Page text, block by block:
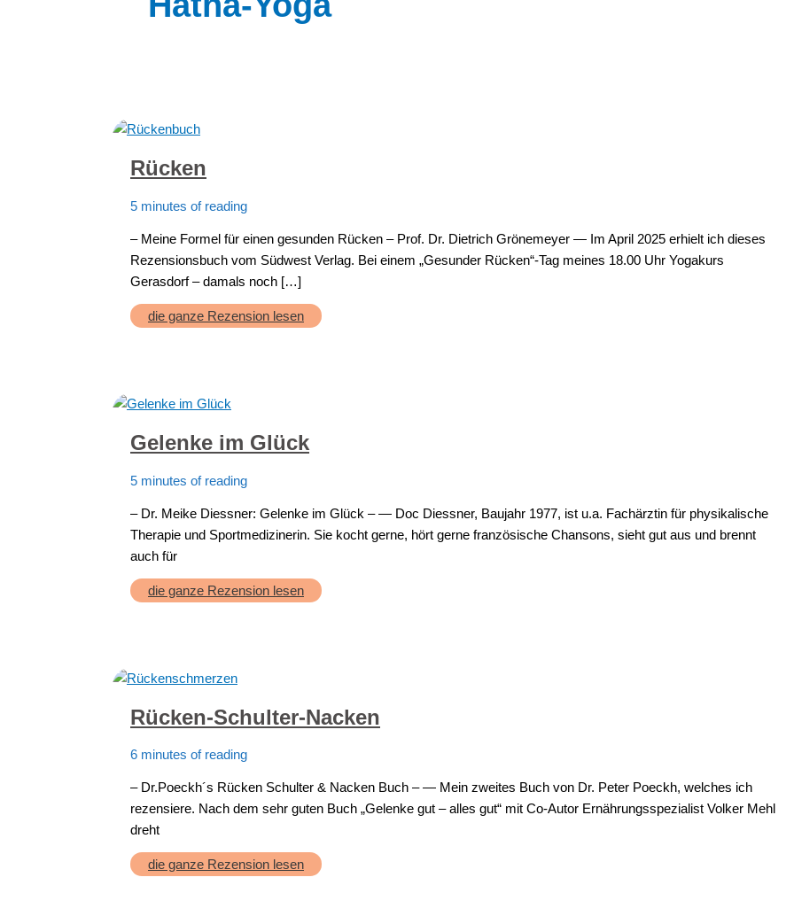
Rücken
5 minutes of reading
– Meine Formel für einen gesunden Rücken – Prof. Dr. Dietrich Grönemeyer — Im April 2025 erhielt ich dieses
Rezensionsbuch vom Südwest Verlag. Bei einem „Gesunder Rücken“-Tag meines 18.00 Uhr Yogakurs
Gerasdorf – damals noch […]
Rücken
die ganze Rezension lesen
Gelenke im Glück
5 minutes of reading
– Dr. Meike Diessner: Gelenke im Glück – — Doc Diessner, Baujahr 1977, ist u.a. Fachärztin für physikalische
Therapie und Sportmedizinerin. Sie kocht gerne, hört gerne französische Chansons, sieht gut aus und brennt
auch für
Gelenke
im
die ganze Rezension lesen
Rücken-Schulter-Nacken
6 minutes of reading
– Dr.Poeckh´s Rücken Schulter & Nacken Buch – — Mein zweites Buch von Dr. Peter Poeckh, welches ich
rezensiere. Nach dem sehr guten Buch „Gelenke gut – alles gut“ mit Co-Autor Ernährungsspezialist Volker Mehl
dreht
Rücken-
Schulter-
die ganze Rezension lesen